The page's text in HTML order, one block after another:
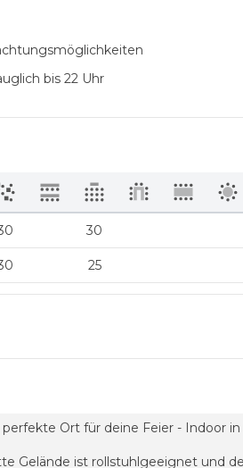
bis 22 Uhr
30
25
perfekte Ort für deine Feier -
Gelände ist rollstuhlgeeignet und